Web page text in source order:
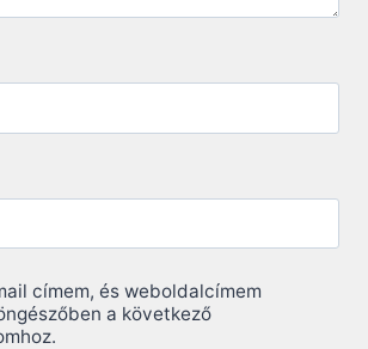
címem, és weboldalcímem
a következő